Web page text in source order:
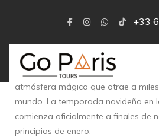
+33
LaNavidad en Paríses una
ciudad se llena de luces,
atmósfera mágica que atrae a
mundo. La temporada navideña en
comienza oficialmente a finales de
principios de enero.